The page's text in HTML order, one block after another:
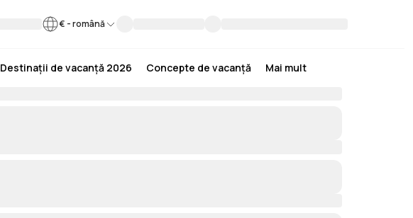
€ -română
Destinații de vacanță 2026 Concepte de vacanță Mai mult